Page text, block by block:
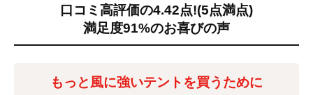
口コミ高評価の4.42点!(5点満点)
満足度91%のお喜びの声
もっと風に強いテントを買うために